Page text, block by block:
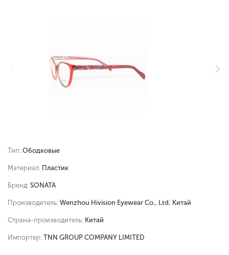
Тип: Ободковые
Материал: Пластик
Бренд: SONATA
Производитель: Wenzhou Hivision Eyewear Co., Ltd, Китай
Страна-производитель: Китай
Импортер: TNN GROUP COMPANY LIMITED